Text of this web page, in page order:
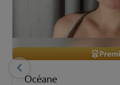
Océane
previous